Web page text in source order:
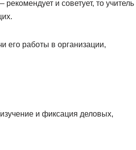
и советует, то учитель
его работы в организации,
и фиксация деловых,